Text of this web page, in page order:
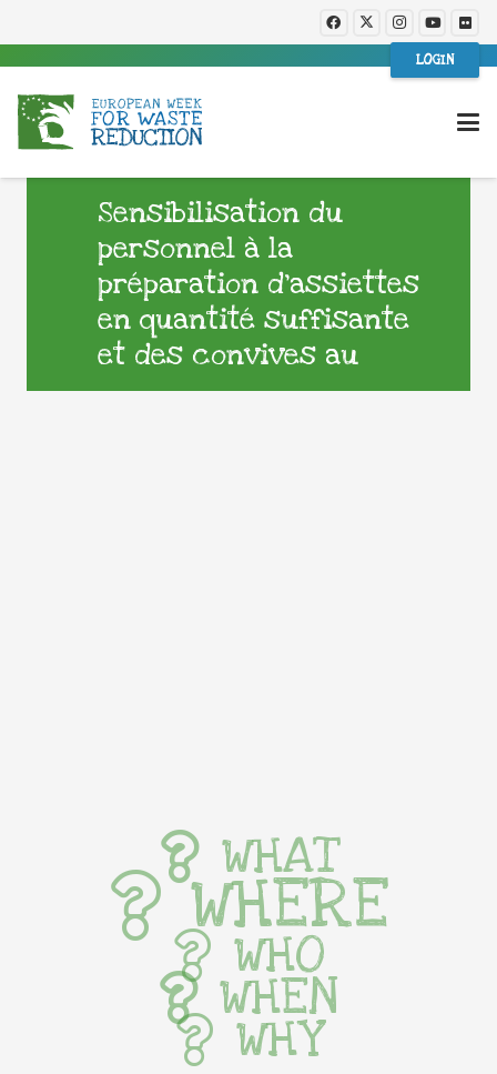
LOGIN
Sensibilisation du
personnel à la
préparation d’assiettes
en quantité suffisante
et des convives au
WHAT
WHERE
WHO
WHEN
WHY